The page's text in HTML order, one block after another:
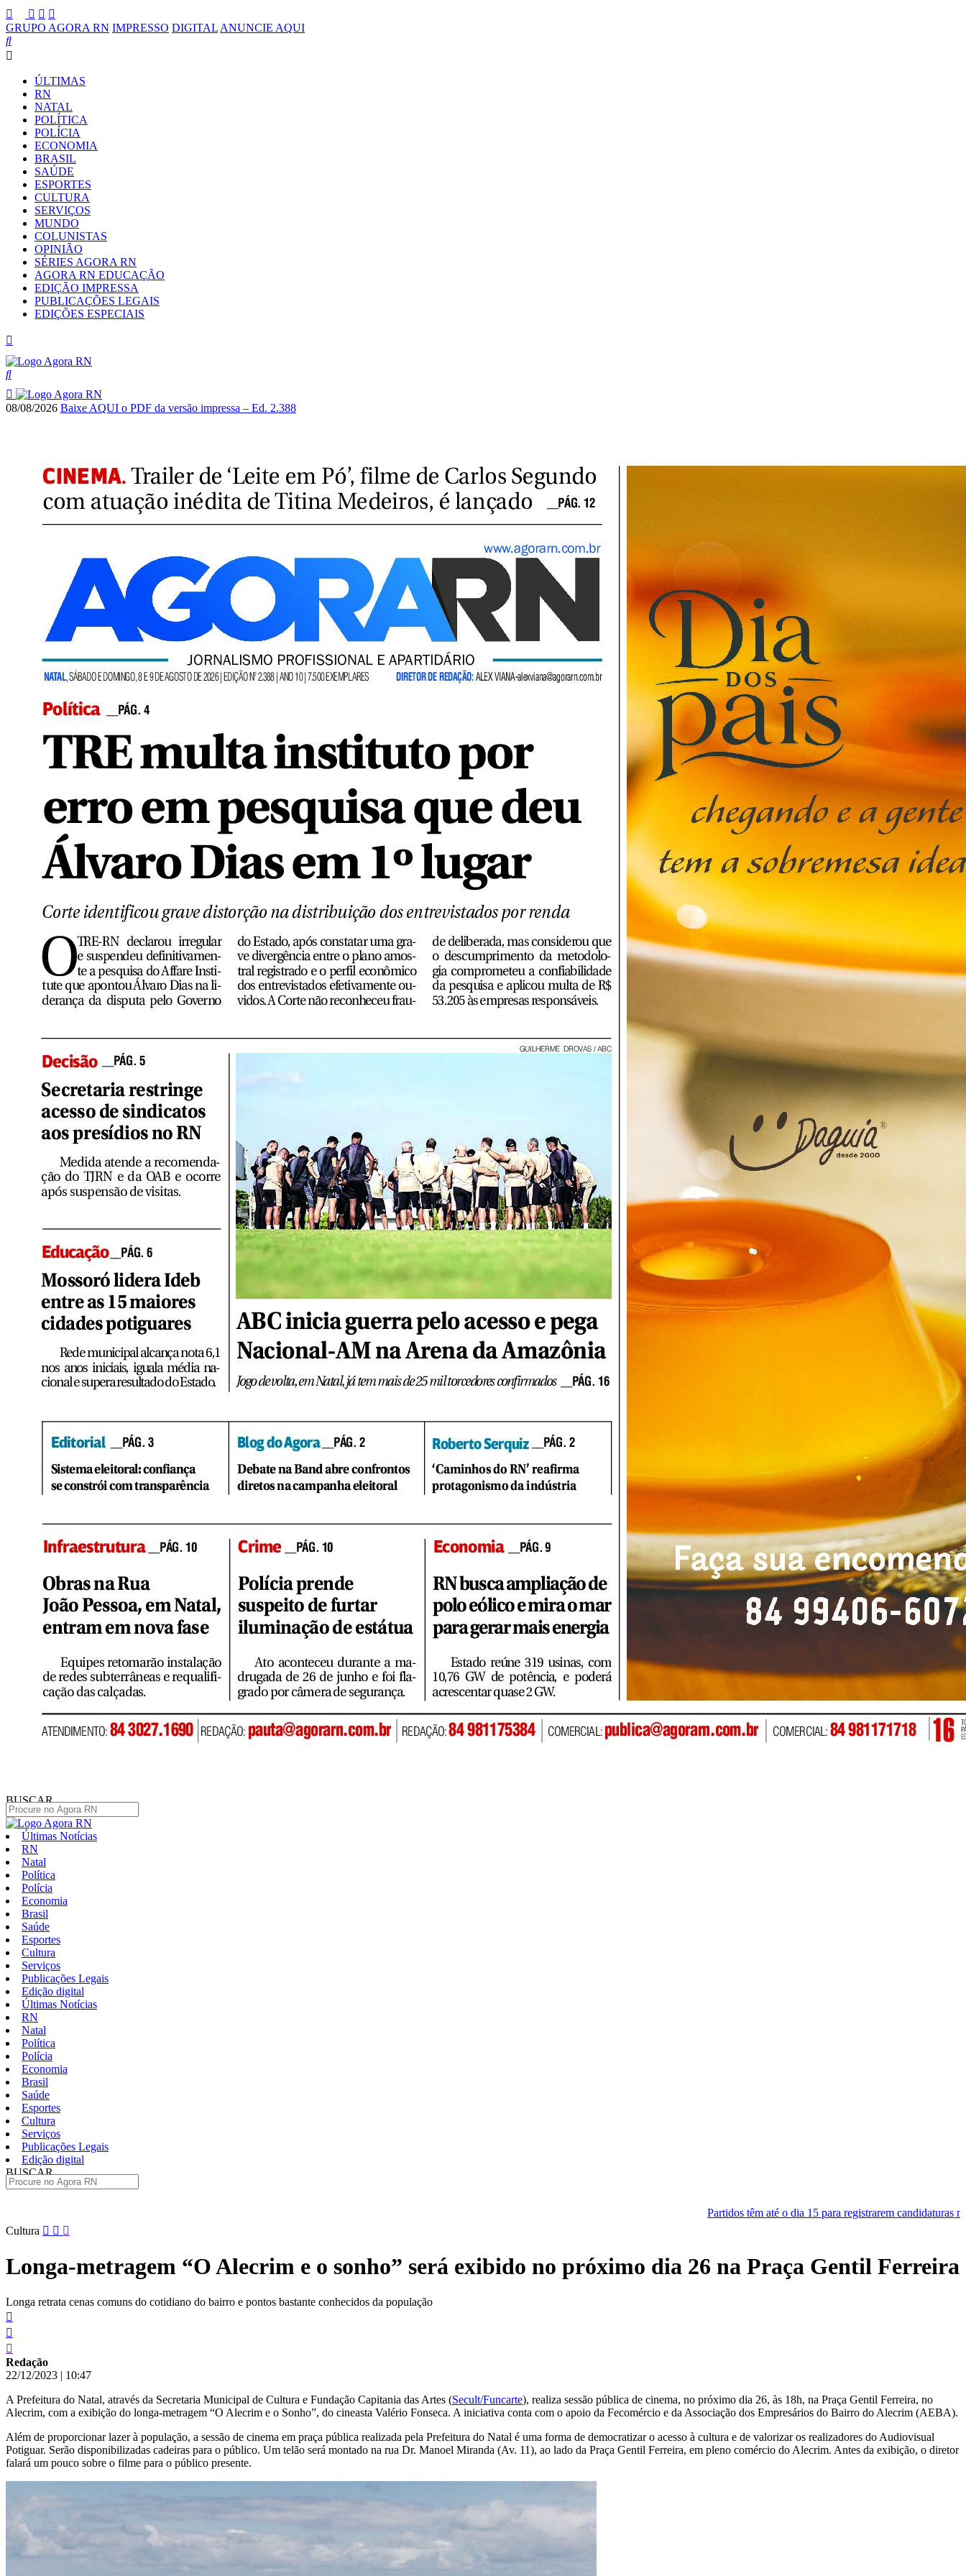
GRUPO AGORA RN IMPRESSO DIGITAL ANUNCIE AQUI
ÚLTIMAS
RN
NATAL
POLÍTICA
POLÍCIA
ECONOMIA
BRASIL
SAÚDE
ESPORTES
CULTURA
SERVIÇOS
MUNDO
COLUNISTAS
OPINIÃO
SÉRIES AGORA RN
AGORA RN EDUCAÇÃO
EDIÇÃO IMPRESSA
PUBLICAÇÕES LEGAIS
EDIÇÕES ESPECIAIS
08/08/2026 Baixe AQUI o PDF da versão impressa – Ed. 2.388
BUSCAR
Últimas Notícias
RN
Natal
Política
Polícia
Economia
Brasil
Saúde
Esportes
Cultura
Serviços
Publicações Legais
Edição digital
Últimas Notícias
RN
Natal
Política
Polícia
Economia
Brasil
Saúde
Esportes
Cultura
Serviços
Publicações Legais
Edição digital
BUSCAR
Partidos têm até o dia 15 para registrarem candidaturas nos tribunais
Pular
conteúdo
Cultura
Longa-metragem “O Alecrim e o sonho” será exibido no próximo dia 26 na Praça Gentil Ferreira
Longa retrata cenas comuns do cotidiano do bairro e pontos bastante conhecidos da população
Redação
22/12/2023 | 10:47
A Prefeitura do Natal, através da Secretaria Municipal de Cultura e Fundação Capitania das Artes (Secult/Funcarte), realiza sessão pública de cinema, no próximo dia 26, às 18h, na Praça Gentil Ferreira, no
Alecrim, com a exibição do longa-metragem “O Alecrim e o Sonho”, do cineasta Valério Fonseca. A iniciativa conta com o apoio da Fecomércio e da Associação dos Empresários do Bairro do Alecrim (AEBA).
Além de proporcionar lazer à população, a sessão de cinema em praça pública realizada pela Prefeitura do Natal é uma forma de democratizar o acesso à cultura e de valorizar os realizadores do Audiovisual
Potiguar. Serão disponibilizadas cadeiras para o público. Um telão será montado na rua Dr. Manoel Miranda (Av. 11), ao lado da Praça Gentil Ferreira, em pleno comércio do Alecrim. Antes da exibição, o diretor
falará um pouco sobre o filme para o público presente.